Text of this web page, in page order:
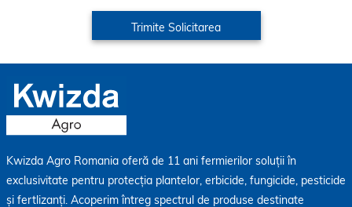
Kwizda Agro Romania oferă de 11 ani fermierilor soluții în
exclusivitate pentru protecția plantelor, erbicide, fungicide, pesticide
și fertlizanți. Acoperim întreg spectrul de produse destinate